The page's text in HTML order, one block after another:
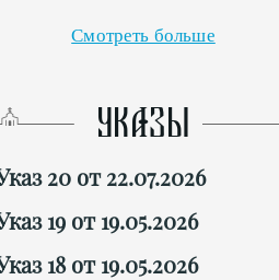
Смотреть больше
УКАЗЫ
20 от 22.07.2026
19 от 19.05.2026
18 от 19.05.2026